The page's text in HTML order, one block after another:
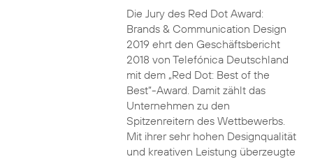
Die Jury des Red Dot Award:
Brands & Communication Design
2019 ehrt den Geschäftsbericht
2018 von Telefónica Deutschland
mit dem „Red Dot: Best of the
Best“-Award. Damit zählt das
Unternehmen zu den
Spitzenreitern des Wettbewerbs.
Mit ihrer sehr hohen Designqualität
und kreativen Leistung überzeugte